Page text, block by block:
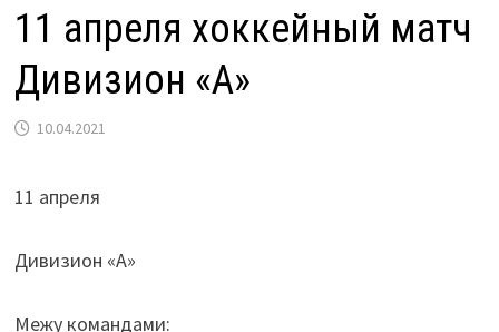
11 апреля хоккейный матч
Дивизион «А»
10.04.2021
11 апреля
Дивизион «А»
Межу командами: